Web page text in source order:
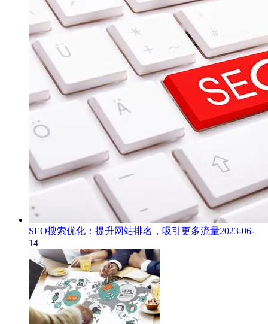
SEO搜索优化：提升网站排名，吸引更多流量2023-06-
14